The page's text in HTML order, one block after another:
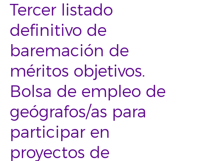
Tercer listado
definitivo de
baremación de
méritos objetivos.
Bolsa de empleo de
geógrafos/as para
participar en
proyectos de